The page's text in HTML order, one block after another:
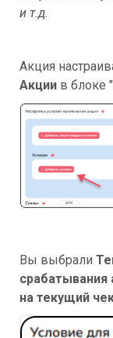
и т.д.
Акция
Акции в блоке
Вы выбрали
срабатывания
на текущий